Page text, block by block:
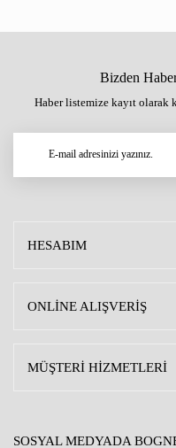
Bizden
Haber listemize kayıt olarak
HESABIM
ONLİNE ALIŞVERİŞ
MÜŞTERİ HİZMETLERİ
SOSYAL MEDYADA